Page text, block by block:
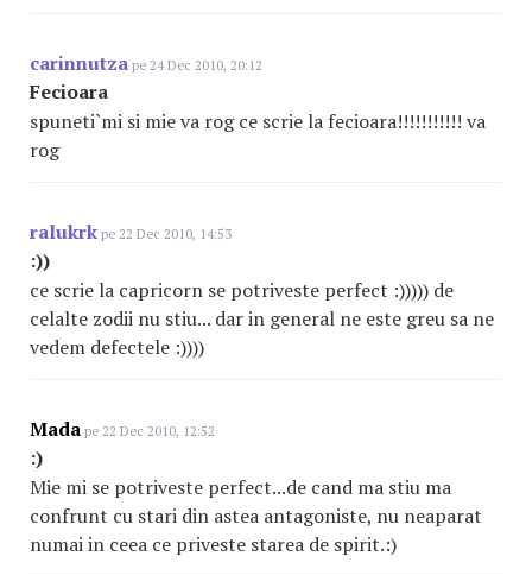
carinnutza pe 24 Dec 2010, 20:12
Fecioara
spuneti`mi si mie va rog ce scrie la fecioara!!!!!!!!!!! va
rog
ralukrk pe 22 Dec 2010, 14:53
:))
ce scrie la capricorn se potriveste perfect :))))) de
celalte zodii nu stiu... dar in general ne este greu sa ne
vedem defectele :))))
Mada pe 22 Dec 2010, 12:52
:)
Mie mi se potriveste perfect...de cand ma stiu ma
confrunt cu stari din astea antagoniste, nu neaparat
numai in ceea ce priveste starea de spirit.:)